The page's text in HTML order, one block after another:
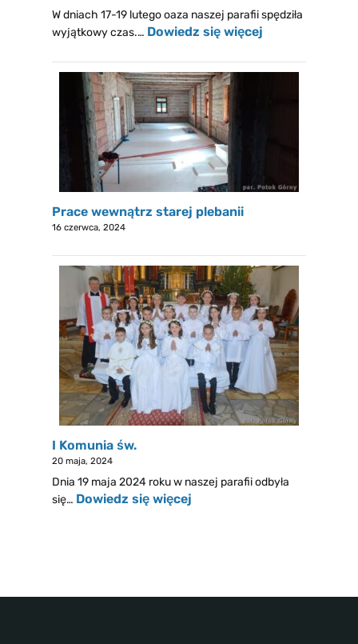
W dniach 17-19 lutego oaza naszej parafii spędziła
wyjątkowy czas.… Dowiedz się więcej
Prace wewnątrz starej plebanii
16 czerwca, 2024
I Komunia św.
20 maja, 2024
Dnia 19 maja 2024 roku w naszej parafii odbyła
się… Dowiedz się więcej